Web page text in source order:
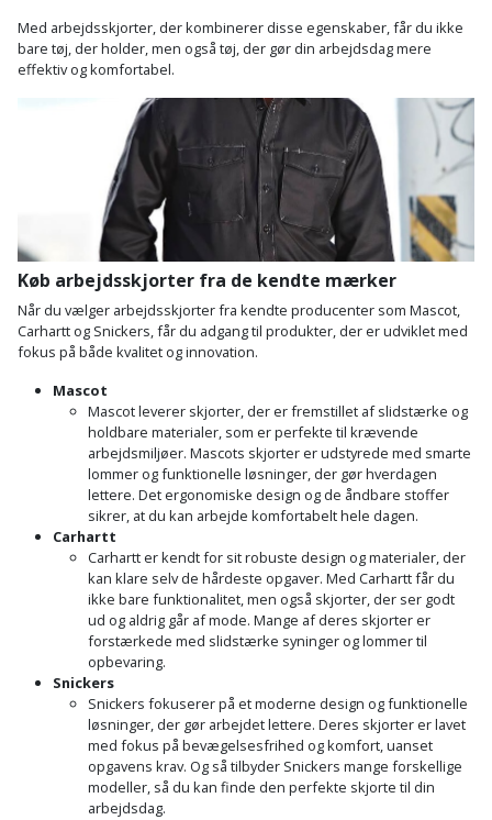
Med arbejdsskjorter, der kombinerer disse egenskaber, får du ikke
bare tøj, der holder, men også tøj, der gør din arbejdsdag mere
effektiv og komfortabel.
Køb arbejdsskjorter fra de kendte mærker
Når du vælger arbejdsskjorter fra kendte producenter som Mascot,
Carhartt og Snickers, får du adgang til produkter, der er udviklet med
fokus på både kvalitet og innovation.
Mascot
Mascot leverer skjorter, der er fremstillet af slidstærke og
holdbare materialer, som er perfekte til krævende
arbejdsmiljøer. Mascots skjorter er udstyrede med smarte
lommer og funktionelle løsninger, der gør hverdagen
lettere. Det ergonomiske design og de åndbare stoffer
sikrer, at du kan arbejde komfortabelt hele dagen.
Carhartt
Carhartt er kendt for sit robuste design og materialer, der
kan klare selv de hårdeste opgaver. Med Carhartt får du
ikke bare funktionalitet, men også skjorter, der ser godt
ud og aldrig går af mode. Mange af deres skjorter er
forstærkede med slidstærke syninger og lommer til
opbevaring.
Snickers
Snickers fokuserer på et moderne design og funktionelle
løsninger, der gør arbejdet lettere. Deres skjorter er lavet
med fokus på bevægelsesfrihed og komfort, uanset
opgavens krav. Og så tilbyder Snickers mange forskellige
modeller, så du kan finde den perfekte skjorte til din
arbejdsdag.